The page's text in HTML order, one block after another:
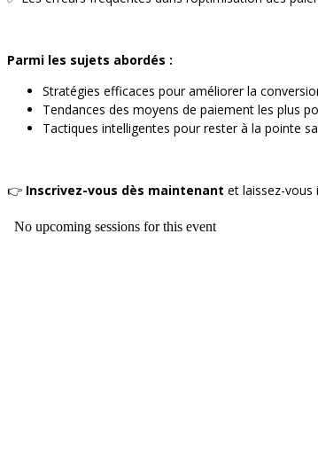
Parmi les sujets abordés :
Stratégies efficaces pour améliorer la
Tendances des moyens de paiement les plus
Tactiques intelligentes pour rester à la pointe
👉 Inscrivez-vous dès maintenant et laissez-vous